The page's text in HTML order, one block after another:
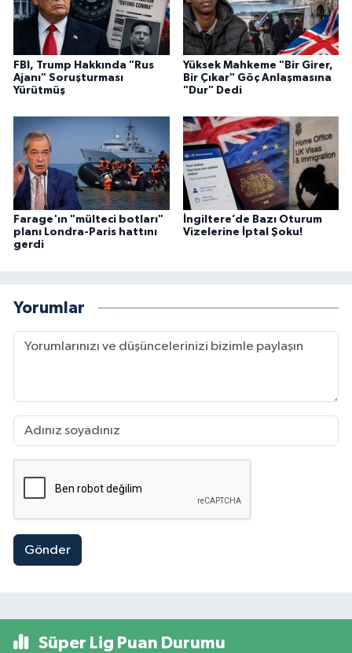
FBI, Trump Hakkında "Rus
Ajanı" Soruşturması
Yürütmüş
Yüksek Mahkeme "Bir Girer,
Bir Çıkar" Göç Anlaşmasına
"Dur" Dedi
Farage'ın "mülteci botları"
planı Londra-Paris hattını
gerdi
İngiltere’de Bazı Oturum
Vizelerine İptal Şoku!
Yorumlar
Gönder
Süper Lig Puan Durumu